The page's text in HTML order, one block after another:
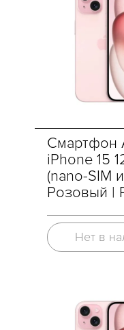
Смартфон
iPhone 15
(nano-SIM
Розовый |
Нет в